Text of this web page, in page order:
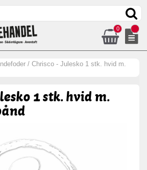
0
/ Chrisco - Julesko 1 stk. hvid m.
1 stk. hvid m.